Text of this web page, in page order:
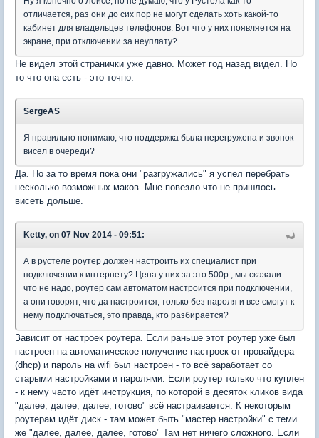
отличается, раз они до сих пор не могут сделать хоть какой-то
кабинет для владельцев телефонов. Вот что у них появляется на
экране, при отключении за неуплату?
Не видел этой странички уже давно. Может год назад видел. Но
то что она есть - это точно.
SergeAS
Я правильно понимаю, что поддержка была перегружена и звонок
висел в очереди?
Да. Но за то время пока они "разгружались" я успел перебрать
несколько возможных маков. Мне повезло что не пришлось
висеть дольше.
Ketty, on 07 Nov 2014 - 09:51:
А в рустеле роутер должен настроить их специалист при
подключении к интернету? Цена у них за это 500р., мы сказали
что не надо, роутер сам автоматом настроится при подключении,
а они говорят, что да настроится, только без пароля и все смогут к
нему подключаться, это правда, кто разбирается?
Зависит от настроек роутера. Если раньше этот роутер уже был
настроен на автоматическое получение настроек от провайдера
(dhcp) и пароль на wifi был настроен - то всё заработает со
старыми настройками и паролями. Если роутер только что куплен
- к нему часто идёт инструкция, по которой в десяток кликов вида
"далее, далее, далее, готово" всё настраивается. К некоторым
роутерам идёт диск - там может быть "мастер настройки" с теми
же "далее, далее, далее, готово" Там нет ничего сложного. Если